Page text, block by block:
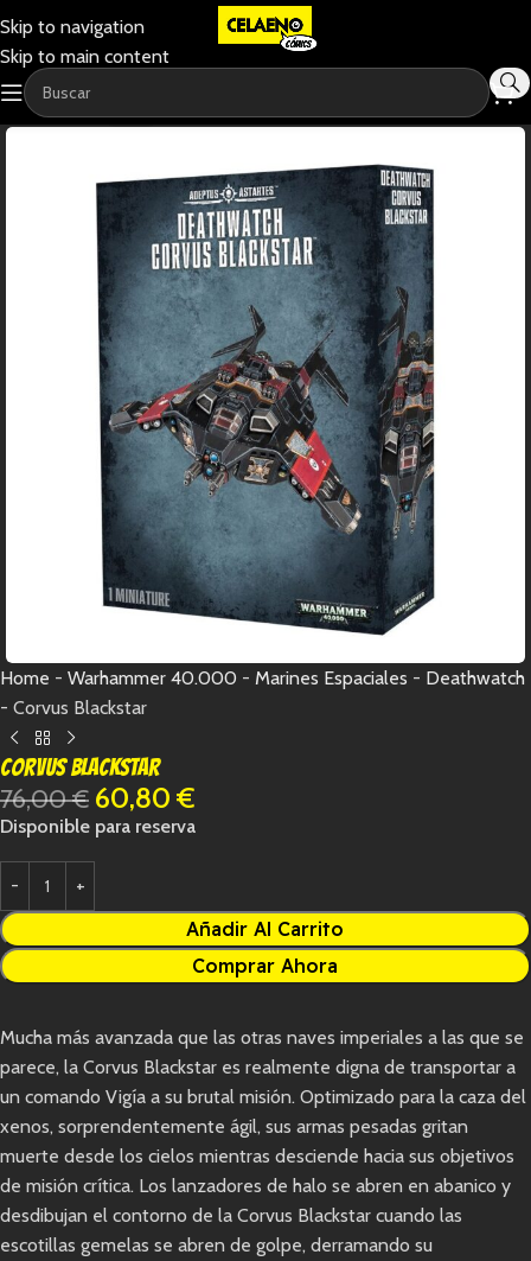
Skip to navigation
Skip to main content
-20%
Home - Warhammer 40.000 - Marines Espaciales - Deathwatch
- Corvus Blackstar
Corvus Blackstar
76,00€ 60,80 €
Disponible para reserva
Añadir Al Carrito
Comprar Ahora
Mucha más avanzada que las otras naves imperiales a las que se
parece, la Corvus Blackstar es realmente digna de transportar a
un comando Vigía a su brutal misión. Optimizado para la caza del
xenos, sorprendentemente ágil, sus armas pesadas gritan
muerte desde los cielos mientras desciende hacia sus objetivos
de misión crítica. Los lanzadores de halo se abren en abanico y
desdibujan el contorno de la Corvus Blackstar cuando las
escotillas gemelas se abren de golpe, derramando su